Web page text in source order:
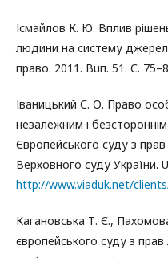
Ісмайлов К. Ю. Вплив
людини на систему
право. 2011. Buп. 51. С.
Іваницький С. О. Право
незалежним і
Європейського суду з
Верховного суду України.
http://www.viaduk.net/
Кагановська Т. Є.,
європейського суду з прав